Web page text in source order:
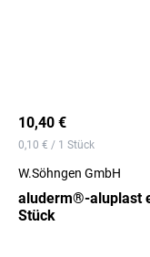
10,40 €
0,10 € / 1 Stück
W.Söhngen GmbH
aluderm®-aluplast
Stück